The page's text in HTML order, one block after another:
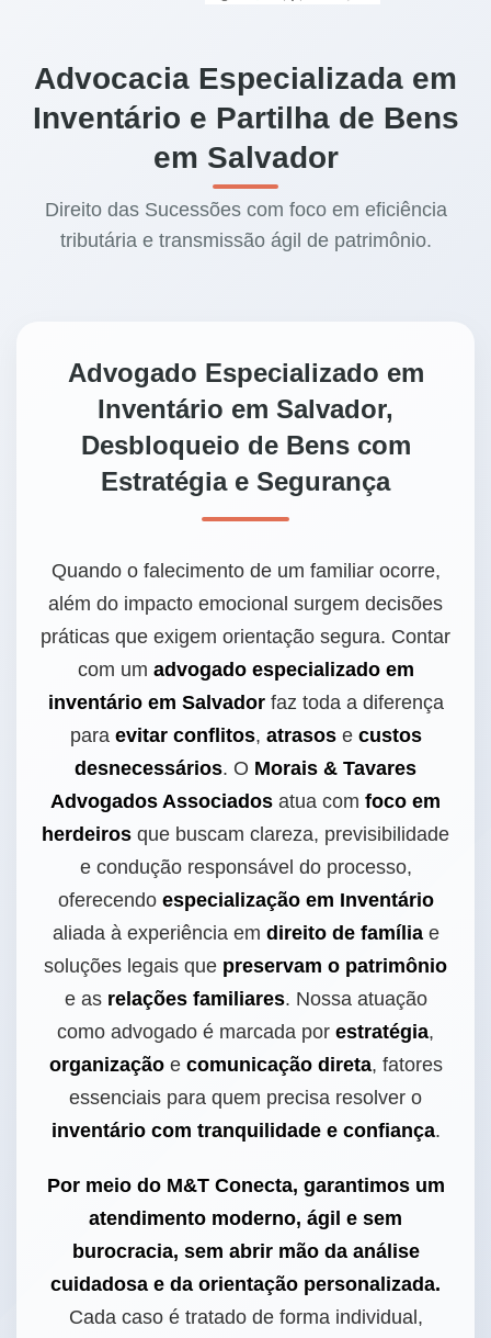
Advocacia Especializada em
Inventário e Partilha de Bens
em Salvador
Direito das Sucessões com foco em eficiência
tributária e transmissão ágil de patrimônio.
Advogado Especializado em
Inventário em Salvador,
Desbloqueio de Bens com
Estratégia e Segurança
Quando o falecimento de um familiar ocorre,
além do impacto emocional surgem decisões
práticas que exigem orientação segura. Contar
com um advogado especializado em
inventário em Salvadorfaz toda a diferença
para evitar conflitos, atrasose custos
desnecessários. O Morais & Tavares
Advogados Associados atua com foco em
herdeiros que buscam clareza, previsibilidade
e condução responsável do processo,
oferecendo especialização em Inventário
aliada à experiência em direito de famíliae
soluções legais que preservam o patrimônio
e as relações familiares. Nossa atuação
como advogado é marcada por estratégia,
organizaçãoe comunicação direta, fatores
essenciais para quem precisa resolver o
inventário com tranquilidade e confiança.
Por meio do M&T Conecta, garantimos um
atendimento moderno, ágil e sem
burocracia, sem abrir mão da análise
cuidadosa e da orientação personalizada.
Cada caso é tratado de forma individual,